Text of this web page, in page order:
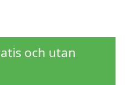
och utan